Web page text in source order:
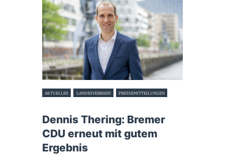
AKTUELLES LANDESVERBAND PRESSEMITTEILUNGEN
Dennis Thering: Bremer
CDU erneut mit gutem
Ergebnis